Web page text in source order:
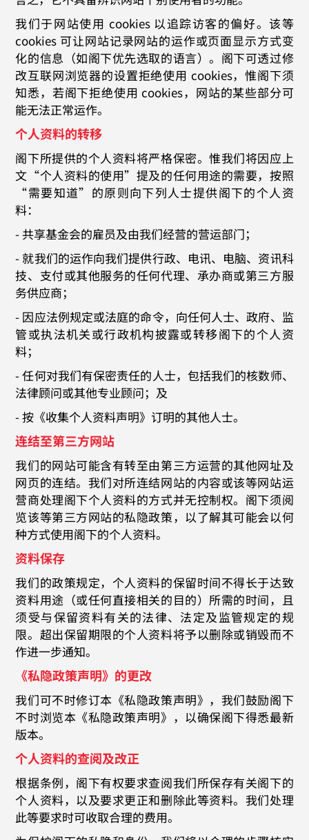
我们于网站使用 cookies 以追踪访客的偏好。该等
cookies 可让网站记录网站的运作或页面显示方式变
化的信息（如阁下优先选取的语言）。阁下可透过修
改互联网浏览器的设置拒绝使用 cookies，惟阁下须
知悉，若阁下拒绝使用 cookies，网站的某些部分可
能无法正常运作。
个人资料的转移
阁下所提供的个人资料将严格保密。惟我们将因应上
文“个人资料的使用”提及的任何用途的需要，按照
“需要知道”的原则向下列人士提供阁下的个人资
料：
- 共享基金会的雇员及由我们经营的营运部门；
- 就我们的运作向我们提供行政、电讯、电脑、资讯科
技、支付或其他服务的任何代理、承办商或第三方服
务供应商；
- 因应法例规定或法庭的命令，向任何人士、政府、监
管或执法机关或行政机构披露或转移阁下的个人资
料；
- 任何对我们有保密责任的人士，包括我们的核数师、
法律顾问或其他专业顾问；及
- 按《收集个人资料声明》订明的其他人士。
连结至第三方网站
我们的网站可能含有转至由第三方运营的其他网址及
网页的连结。我们对所连结网站的内容或该等网站运
营商处理阁下个人资料的方式并无控制权。阁下须阅
览该等第三方网站的私隐政策，以了解其可能会以何
种方式使用阁下的个人资料。
资料保存
我们的政策规定，个人资料的保留时间不得长于达致
资料用途（或任何直接相关的目的）所需的时间，且
须受与保留资料有关的法律、法定及监管规定的规
限。超出保留期限的个人资料将予以删除或销毁而不
作进一步通知。
《私隐政策声明》的更改
我们可不时修订本《私隐政策声明》，我们鼓励阁下
不时浏览本《私隐政策声明》，以确保阁下得悉最新
版本。
个人资料的查阅及改正
根据条例，阁下有权要求查阅我们所保存有关阁下的
个人资料，以及要求更正和删除此等资料。我们处理
此等要求时可收取合理的费用。